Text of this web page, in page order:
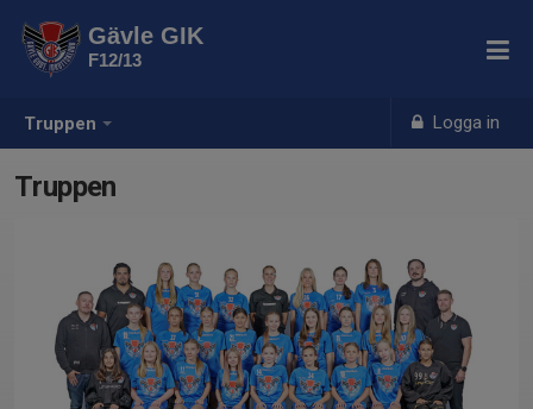
Truppen Logga in
Gävle GIK
F12/13
Truppen